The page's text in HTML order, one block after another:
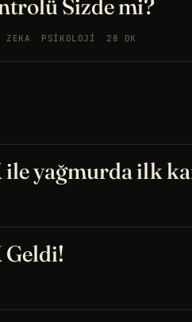
Sizde mi?
ZEKA PSIKOLOJI 28 DK
ile yağmurda ilk
Geldi!